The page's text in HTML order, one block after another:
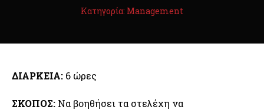
Κατηγορία: Management
ΔΙΑΡΚΕΙΑ: 6 ώρες
ΣΚΟΠΟΣ: Να βοηθήσει τα στελέχη να